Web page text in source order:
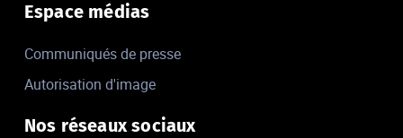
Espace médias
Communiqués de presse
Autorisation d'image
Nos réseaux sociaux